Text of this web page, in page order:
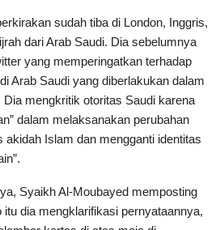
sudah tiba di London, Inggris,
dari Arab Saudi. Dia sebelumnya
yang memperingatkan terhadap
Arab Saudi yang diberlakukan dalam
Dia mengkritik otoritas Saudi karena
dalam melaksanakan perubahan
akidah Islam dan mengganti identitas
Syaikh Al-Moubayed memposting
dia mengklarifikasi pernyataannya,